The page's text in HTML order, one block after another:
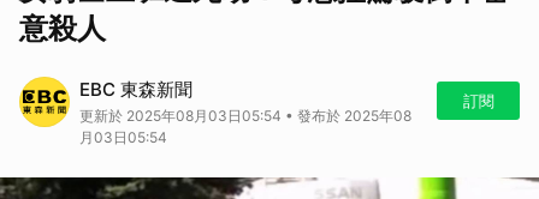
意殺人
EBC 東森新聞
更新於 2025年08月03日05:54 • 發布於 2025年08
月03日05:54
訂閱